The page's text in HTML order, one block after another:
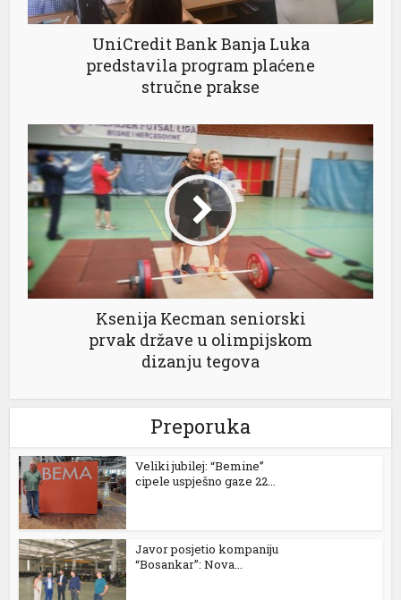
UniCredit Bank Banja Luka
predstavila program plaćene
stručne prakse
Ksenija Kecman seniorski
prvak države u olimpijskom
dizanju tegova
Preporuka
Veliki jubilej: “Bemine”
cipele uspješno gaze 22...
Javor posjetio kompaniju
“Bosankar”: Nova...